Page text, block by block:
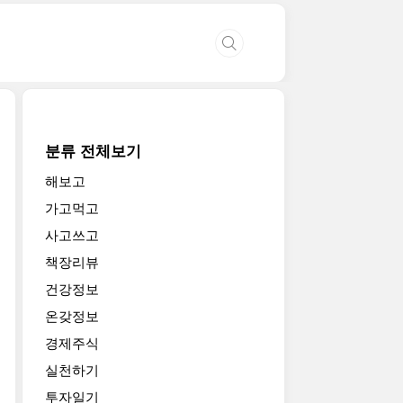
분류 전체보기
해보고
가고먹고
사고쓰고
책장리뷰
건강정보
온갖정보
경제주식
실천하기
투자일기